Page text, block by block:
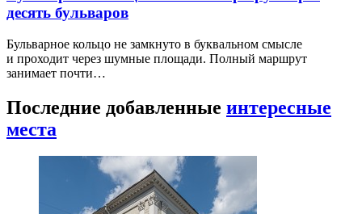
десять бульваров
Бульварное кольцо не замкнуто в буквальном смысле
и проходит через шумные площади. Полный маршрут
занимает почти…
Последние добавленные интересные
места